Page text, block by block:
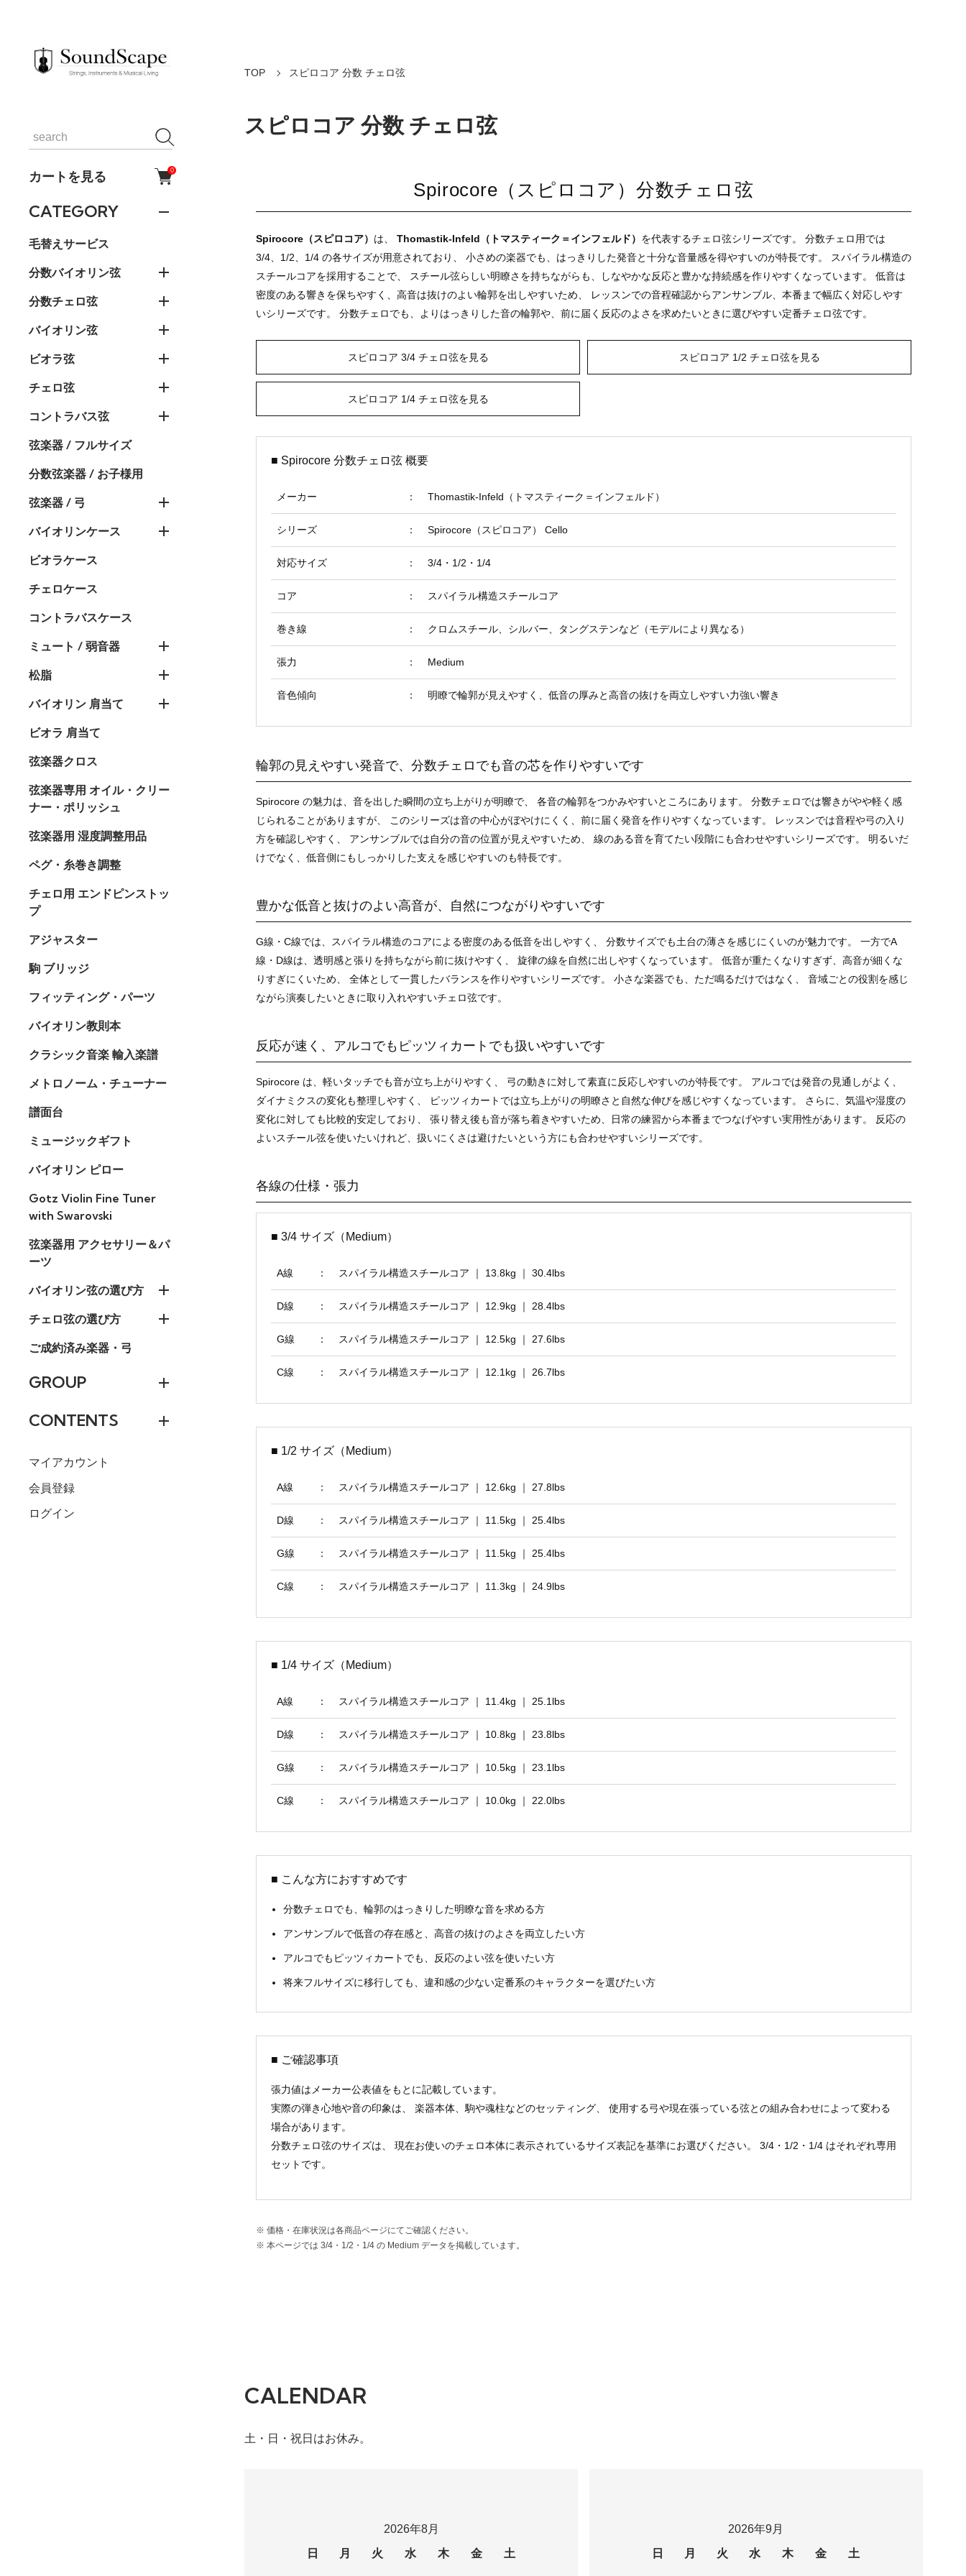
カートを見る 0
CATEGORY
毛替えサービス
分数バイオリン弦
分数チェロ弦
バイオリン弦
ビオラ弦
チェロ弦
コントラバス弦
弦楽器 / フルサイズ
分数弦楽器 / お子様用
弦楽器 / 弓
バイオリンケース
ビオラケース
チェロケース
コントラバスケース
ミュート / 弱音器
松脂
バイオリン 肩当て
ビオラ 肩当て
弦楽器クロス
弦楽器専用 オイル・クリー
ナー・ポリッシュ
弦楽器用 湿度調整用品
ペグ・糸巻き調整
チェロ用 エンドピンストッ
プ
アジャスター
駒 ブリッジ
フィッティング・パーツ
バイオリン教則本
クラシック音楽 輸入楽譜
メトロノーム・チューナー
譜面台
ミュージックギフト
バイオリン ピロー
Gotz Violin Fine Tuner
with Swarovski
弦楽器用 アクセサリー＆パ
ーツ
バイオリン弦の選び方
チェロ弦の選び方
ご成約済み楽器・弓
GROUP
CONTENTS
マイアカウント
会員登録
ログイン
TOP スピロコア 分数 チェロ弦
スピロコア 分数 チェロ弦
Spirocore（スピロコア）分数チェロ弦
Spirocore（スピロコア） は、 Thomastik-Infeld（トマスティーク＝インフェルド） を代表するチェロ弦シリーズです。 分数チェロ用では
3/4、1/2、1/4 の各サイズが用意されており、 小さめの楽器でも、はっきりした発音と十分な音量感を得やすいのが特長です。 スパイラル構造の
スチールコアを採用することで、 スチール弦らしい明瞭さを持ちながらも、しなやかな反応と豊かな持続感を作りやすくなっています。 低音は
密度のある響きを保ちやすく、高音は抜けのよい輪郭を出しやすいため、 レッスンでの音程確認からアンサンブル、本番まで幅広く対応しやす
いシリーズです。 分数チェロでも、よりはっきりした音の輪郭や、前に届く反応のよさを求めたいときに選びやすい定番チェロ弦です。
スピロコア 3/4 チェロ弦を見る スピロコア 1/2 チェロ弦を見る
スピロコア 1/4 チェロ弦を見る
■ Spirocore 分数チェロ弦 概要
メーカー ： Thomastik-Infeld（トマスティーク＝インフェルド）
シリーズ ： Spirocore（スピロコア） Cello
対応サイズ ： 3/4・1/2・1/4
コア ： スパイラル構造スチールコア
巻き線 ： クロムスチール、シルバー、タングステンなど（モデルにより異なる）
張力 ： Medium
音色傾向 ： 明瞭で輪郭が見えやすく、低音の厚みと高音の抜けを両立しやすい力強い響き
輪郭の見えやすい発音で、分数チェロでも音の芯を作りやすいです
Spirocore の魅力は、音を出した瞬間の立ち上がりが明瞭で、 各音の輪郭をつかみやすいところにあります。 分数チェロでは響きがやや軽く感
じられることがありますが、 このシリーズは音の中心がぼやけにくく、前に届く発音を作りやすくなっています。 レッスンでは音程や弓の入り
方を確認しやすく、 アンサンブルでは自分の音の位置が見えやすいため、 線のある音を育てたい段階にも合わせやすいシリーズです。 明るいだ
けでなく、低音側にもしっかりした支えを感じやすいのも特長です。
豊かな低音と抜けのよい高音が、自然につながりやすいです
G線・C線では、スパイラル構造のコアによる密度のある低音を出しやすく、 分数サイズでも土台の薄さを感じにくいのが魅力です。 一方でA
線・D線は、透明感と張りを持ちながら前に抜けやすく、 旋律の線を自然に出しやすくなっています。 低音が重たくなりすぎず、高音が細くな
りすぎにくいため、 全体として一貫したバランスを作りやすいシリーズです。 小さな楽器でも、ただ鳴るだけではなく、 音域ごとの役割を感じ
ながら演奏したいときに取り入れやすいチェロ弦です。
反応が速く、アルコでもピッツィカートでも扱いやすいです
Spirocore は、軽いタッチでも音が立ち上がりやすく、 弓の動きに対して素直に反応しやすいのが特長です。 アルコでは発音の見通しがよく、
ダイナミクスの変化も整理しやすく、 ピッツィカートでは立ち上がりの明瞭さと自然な伸びを感じやすくなっています。 さらに、気温や湿度の
変化に対しても比較的安定しており、 張り替え後も音が落ち着きやすいため、日常の練習から本番までつなげやすい実用性があります。 反応の
よいスチール弦を使いたいけれど、扱いにくさは避けたいという方にも合わせやすいシリーズです。
各線の仕様・張力
■ 3/4 サイズ（Medium）
A線 ： スパイラル構造スチールコア ｜ 13.8kg ｜ 30.4lbs
D線 ： スパイラル構造スチールコア ｜ 12.9kg ｜ 28.4lbs
G線 ： スパイラル構造スチールコア ｜ 12.5kg ｜ 27.6lbs
C線 ： スパイラル構造スチールコア ｜ 12.1kg ｜ 26.7lbs
■ 1/2 サイズ（Medium）
A線 ： スパイラル構造スチールコア ｜ 12.6kg ｜ 27.8lbs
D線 ： スパイラル構造スチールコア ｜ 11.5kg ｜ 25.4lbs
G線 ： スパイラル構造スチールコア ｜ 11.5kg ｜ 25.4lbs
C線 ： スパイラル構造スチールコア ｜ 11.3kg ｜ 24.9lbs
■ 1/4 サイズ（Medium）
A線 ： スパイラル構造スチールコア ｜ 11.4kg ｜ 25.1lbs
D線 ： スパイラル構造スチールコア ｜ 10.8kg ｜ 23.8lbs
G線 ： スパイラル構造スチールコア ｜ 10.5kg ｜ 23.1lbs
C線 ： スパイラル構造スチールコア ｜ 10.0kg ｜ 22.0lbs
■ こんな方におすすめです
分数チェロでも、輪郭のはっきりした明瞭な音を求める方
アンサンブルで低音の存在感と、高音の抜けのよさを両立したい方
アルコでもピッツィカートでも、反応のよい弦を使いたい方
将来フルサイズに移行しても、違和感の少ない定番系のキャラクターを選びたい方
■ ご確認事項
張力値はメーカー公表値をもとに記載しています。
実際の弾き心地や音の印象は、 楽器本体、駒や魂柱などのセッティング、 使用する弓や現在張っている弦との組み合わせによって変わる
場合があります。
分数チェロ弦のサイズは、 現在お使いのチェロ本体に表示されているサイズ表記を基準にお選びください。 3/4・1/2・1/4 はそれぞれ専用
セットです。
※ 価格・在庫状況は各商品ページにてご確認ください。
※ 本ページでは 3/4・1/2・1/4 の Medium データを掲載しています。
CALENDAR
土・日・祝日はお休み。
2026年8月
日
月 火 水 木 金 土
2026年9月
日
月 火 水 木 金 土